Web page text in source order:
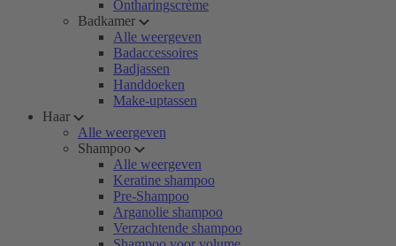
Ontharingscrème
Badkamer
Alle weergeven
Badaccessoires
Badjassen
Handdoeken
Make-uptassen
Haar
Alle weergeven
Shampoo
Alle weergeven
Keratine shampoo
Pre-Shampoo
Arganolie shampoo
Verzachtende shampoo